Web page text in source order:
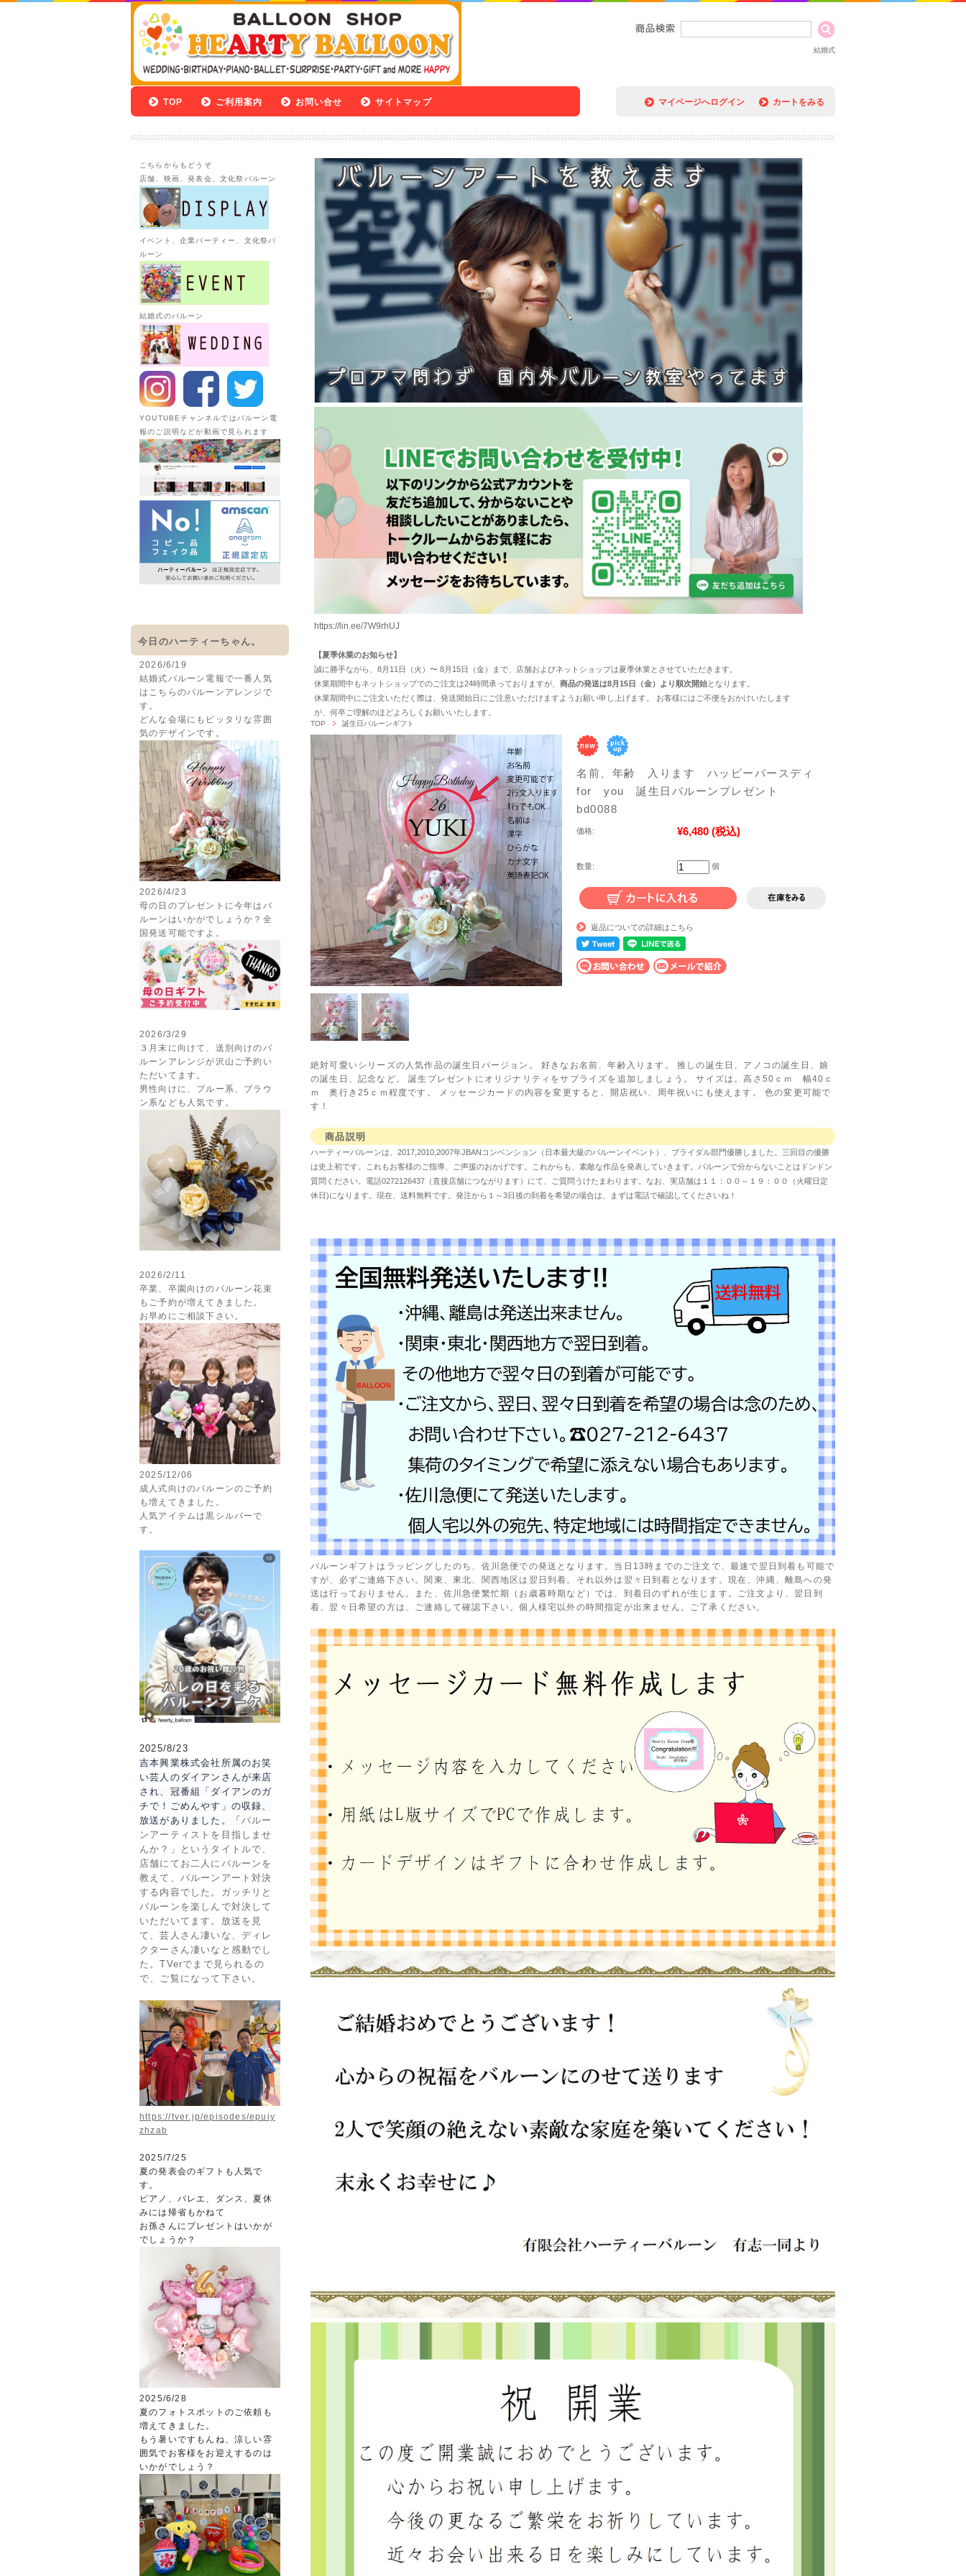
結婚式
マイページへログイン カートをみる
TOP ご利用案内 お問い合せ サイトマップ
https://lin.ee/7W9rhUJ
【夏季休業のお知らせ】
誠に勝手ながら、8月11日（火）〜 8月15日（金）まで、店舗およびネットショップは夏季休業とさせていただきます。
休業期間中もネットショップでのご注文は24時間承っておりますが、 商品の発送は8月15日（金）より順次開始となります。
休業期間中にご注文いただく際は、発送開始日にご注意いただけますようお願い申し上げます。 お客様にはご不便をおかけいたします
が、何卒ご理解のほどよろしくお願いいたします。
TOP 誕生日バルーンギフト
名前、年齢 入ります ハッピーバースディ
for you 誕生日バルーンプレゼント
bd0088
価格: ¥6,480 (税込)
数量: 個
返品についての詳細はこちら
絶対可愛いシリーズの人気作品の誕生日バージョン。 好きなお名前、年齢入ります。 推しの誕生日、アノコの誕生日、娘
の誕生日、記念など。 誕生プレゼントにオリジナリティをサプライズを追加しましょう。 サイズは。高さ50ｃｍ 幅40ｃ
ｍ 奥行き25ｃｍ程度です。 メッセージカードの内容を変更すると、開店祝い、周年祝いにも使えます。 色の変更可能で
す！
商品説明
ハーティーバルーンは、2017,2010,2007年JBANコンベンション（日本最大級のバルーンイベント）、ブライダル部門優勝しました。三回目の優勝
は史上初です。これもお客様のご指導、ご声援のおかげです。これからも、素敵な作品を発表していきます。バルーンで分からないことはドンドン
質問ください。電話0272126437（直接店舗につながります）にて、ご質問うけたまわります。なお、実店舗は１１：００～１９：００（火曜日定
休日)になります。現在、送料無料です。発注から１～3日後の到着を希望の場合は、まずは電話で確認してくださいね！
バルーンギフトはラッピングしたのち、佐川急便での発送となります。当日13時までのご注文で、最速で翌日到着も可能で
すが、必ずご連絡下さい。関東、東北、関西地区は翌日到着。それ以外は翌々日到着となります。現在、沖縄、離島への発
送は行っておりません。また、佐川急便繁忙期（お歳暮時期など）では、到着日のずれが生じます。ご注文より、翌日到
着、翌々日希望の方は、ご連絡して確認下さい。個人様宅以外の時間指定が出来ません。ご了承ください。
こちらからもどうぞ
店舗、映画、発表会、文化祭バルーン
イベント、企業パーティー、文化祭バ
ルーン
結婚式のバルーン
YOUTUBEチャンネルではバルーン電
報のご説明などが動画で見られます
今日のハーティーちゃん。
2026/6/19
結婚式バルーン電報で一番人気
はこちらのバルーンアレンジで
す。
どんな会場にもピッタリな雰囲
気のデザインです。
2026/4/23
母の日のプレゼントに今年はバ
ルーンはいかがでしょうか？全
国発送可能ですよ。
2026/3/29
３月末に向けて、送別向けのバ
ルーンアレンジが沢山ご予約い
ただいてます。
男性向けに、ブルー系、ブラウ
ン系なども人気です。
2026/2/11
卒業、卒園向けのバルーン花束
もご予約が増えてきました。
お早めにご相談下さい。
2025/12/06
成人式向けのバルーンのご予約
も増えてきました。
人気アイテムは黒シルバーで
す。
2025/8/23
吉本興業株式会社所属のお笑
い芸人のダイアンさんが来店
され、冠番組「ダイアンのガ
チで！ごめんやす」の収録、
放送がありました。
「 バルー
ンアーティストを目指しませ
んか？」というタイトルで、
店舗にてお二人にバルーンを
教えて、バルーンアート対決
する内容でした。ガッチリと
バルーンを楽しんで対決して
いただいてます。放送を見
て、芸人さん凄いな、ディレ
クターさん凄いなと感動でし
た。TVerでまで見られるの
で、ご覧になって下さい。
https://tver.jp/episodes/epuiy
zhzab
2025/7/25
夏の発表会のギフトも 人気で
す。
ピアノ、バレエ、ダンス、夏休
みには帰省もかねて
お孫さんにプレゼントはいかが
でしょうか？
2025/6/28
夏のフォトスポットのご依頼も
増えてきました。
もう暑いですもんね、涼しい雰
囲気でお客様をお迎えするのは
いかがでしょう？